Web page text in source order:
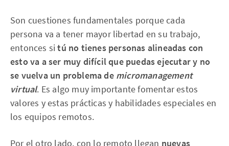
Son cuestiones fundamentales porque cada
persona va a tener mayor libertad en su trabajo,
entonces si tú no tienes personas alineadas con
esto va a ser muy difícil que puedas ejecutar y no
se vuelva un problema de micromanagement
virtual. Es algo muy importante fomentar estos
valores y estas prácticas y habilidades especiales en
los equipos remotos.
Por el otro lado, con lo remoto llegan nuevas